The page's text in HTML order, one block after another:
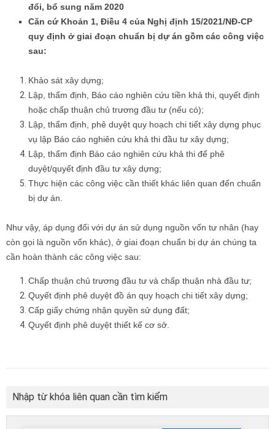
đổi, bổ sung năm 2020
Căn cứ Khoản 1, Điều 4 của Nghị định 15/2021/NĐ-CP
quy định ở giai đoạn chuẩn bị dự án gồm các công việc
sau:
Khảo sát xây dựng;
Lập, thẩm định, Báo cáo nghiên cứu tiền khả thi, quyết định
hoặc chấp thuận chủ trương đầu tư (nếu có);
Lập, thẩm định, phê duyệt quy hoạch chi tiết xây dựng phục
vụ lập Báo cáo nghiên cứu khả thi đầu tư xây dựng;
Lập, thẩm định Báo cáo nghiên cứu khả thi để phê
duyệt/quyết định đầu tư xây dựng;
Thực hiện các công việc cần thiết khác liên quan đến chuẩn
bị dự án.
Như vậy, áp dụng đối với dự án sử dụng nguồn vốn tư nhân (hay
còn gọi là nguồn vốn khác), ở giai đoạn chuẩn bị dự án chúng ta
cần hoàn thành các công việc sau:
Chấp thuận chủ trương đầu tư và chấp thuận nhà đầu tư;
Quyết định phê duyệt đồ án quy hoạch chi tiết xây dựng;
Cấp giấy chứng nhận quyền sử dụng đất;
Quyết định phê duyệt thiết kế cơ sở.
Nhập từ khóa liên quan cần tìm kiểm